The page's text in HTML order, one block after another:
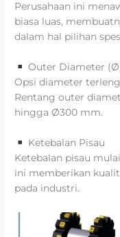
Perusahaan ini
biasa luas,
dalam hal pilihan
Outer Diameter
Opsi diameter
Rentang outer
hingga Ø300 mm.
Ketebalan Pisau
Ketebalan pisau
ini memberikan
pada industri.